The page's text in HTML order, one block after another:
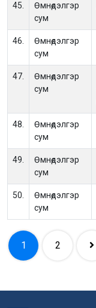
45.
Өмнөдэлгэр
сум
46.
Өмнөдэлгэр
сум
47.
Өмнөдэлгэр
сум
48.
Өмнөдэлгэр
сум
49.
Өмнөдэлгэр
сум
50.
Өмнөдэлгэр
сум
1 2